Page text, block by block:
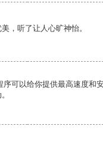
，听了让人心旷神怡。
序可以给你提供最高速度和